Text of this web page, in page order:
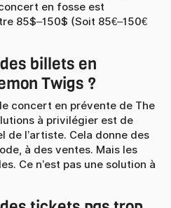
en fosse est
85$–150$ (Soit 85€–150€
Twigs ?
concert en prévente de The
à privilégier est de
de l’artiste. Cela donne des
à des ventes. Mais les
Ce n’est pas une solution à